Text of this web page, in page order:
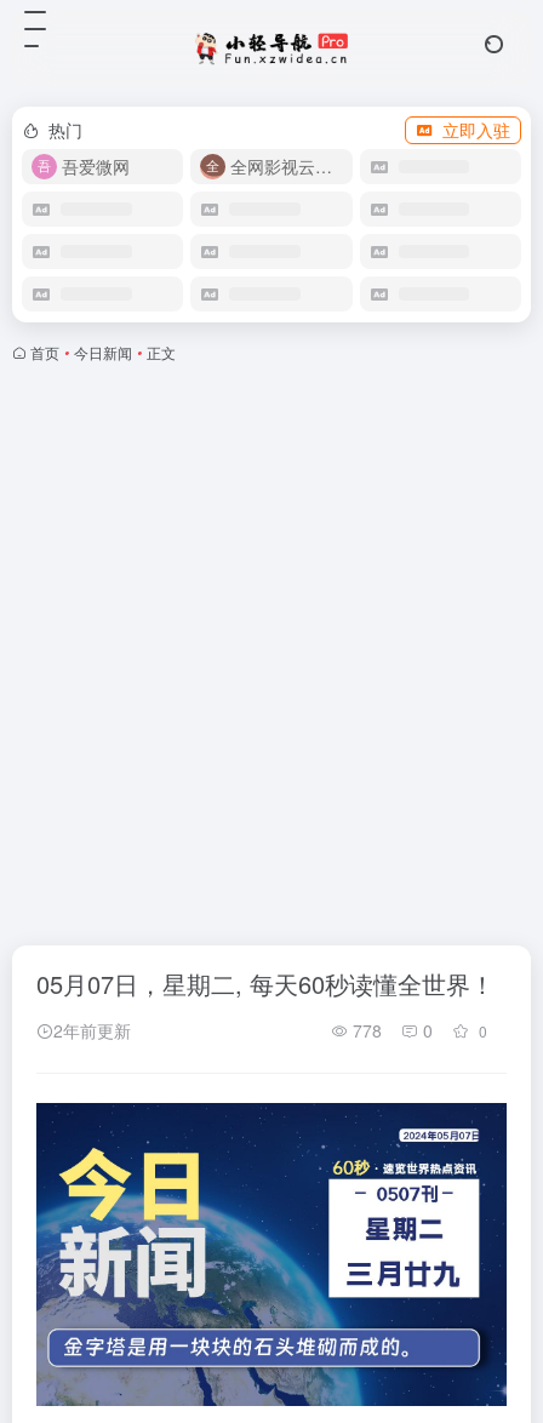
热门
立即入驻
吾爱微网
全网影视云盘资源
首页 • 今日新闻 • 正文
05月07日，星期二, 每天60秒读懂全世界！
2年前更新 778 0 0